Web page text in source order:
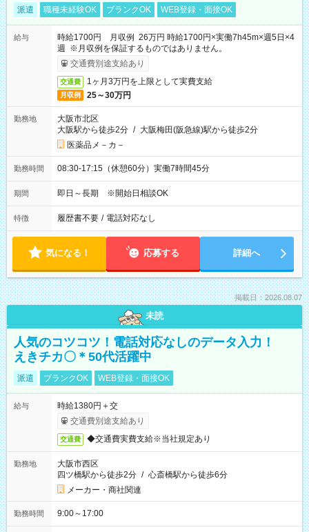
派遣 職種未経験OK ブランクOK WEB登録・面接OK
給与
時給1700円 月収例 26万円 時給1700円×実働7h45m×週5日×4
週 ※月収例を保証するものではありません。
交通費別途支給あり
交通費 1ヶ月3万円を上限として実費支給
月収例 25～30万円
勤務地
大阪市北区
大阪駅から徒歩2分 / 大阪梅田(阪急線)駅から徒歩2分
医薬品メ－カ－
勤務時間 08:30-17:15（休憩60分）実働7時間45分
期間 即日～長期 ※開始日相談OK
特徴 履歴書不要 / 電話対応なし
気になる！ 応募する 詳細へ
掲載日：2026.08.07
未読
人気のコツコツ！電話対応なしのデータ入力！
えきチカ〇＊50代活躍中
派遣 ブランクOK WEB登録・面接OK
給与
時給1380円＋交
交通費別途支給あり
交通費 ◆交通費実費支給※当社規定あり
勤務地
大阪市西区
四ツ橋駅から徒歩2分 / 心斎橋駅から徒歩6分
メーカー・商社関連
勤務時間 9:00～17:00